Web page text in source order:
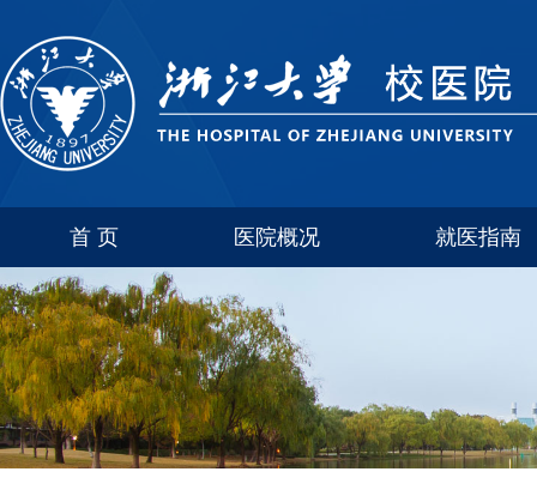
首 页 医院概况
联系方式
科室简介
就医指南
华家池